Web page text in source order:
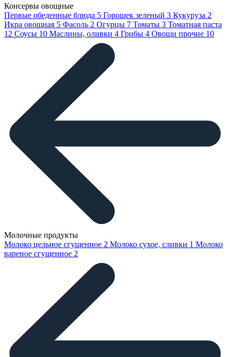
Консервы овощные
Первые обеденные блюда 5 Горошек зеленый 3 Кукуруза 2
Икра овощная 5 Фасоль 2 Огурцы 7 Томаты 3 Томатная паста
12 Соусы 10 Маслины, оливки 4 Грибы 4 Овощи прочие 10
Молочные продукты
Молоко цельное сгущенное 2 Молоко сухое, сливки 1 Молоко
вареное сгущенное 2